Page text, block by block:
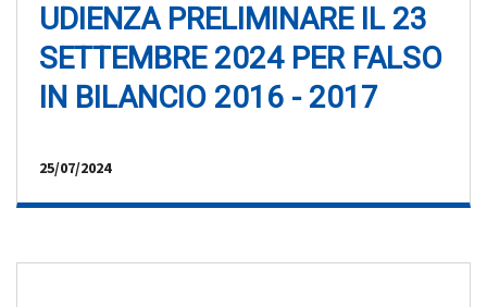
UDIENZA PRELIMINARE IL 23
SETTEMBRE 2024 PER FALSO
IN BILANCIO 2016 - 2017
25/07/2024